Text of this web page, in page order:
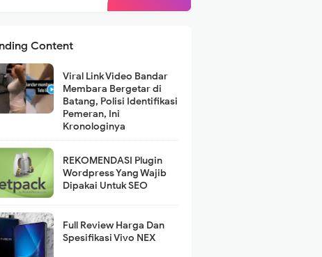
Content
Viral Link Video Bandar
Membara Bergetar di
Batang, Polisi Identifikasi
Pemeran, Ini
Kronologinya
REKOMENDASI Plugin
Wordpress Yang Wajib
Dipakai Untuk SEO
Full Review Harga Dan
Spesifikasi Vivo NEX